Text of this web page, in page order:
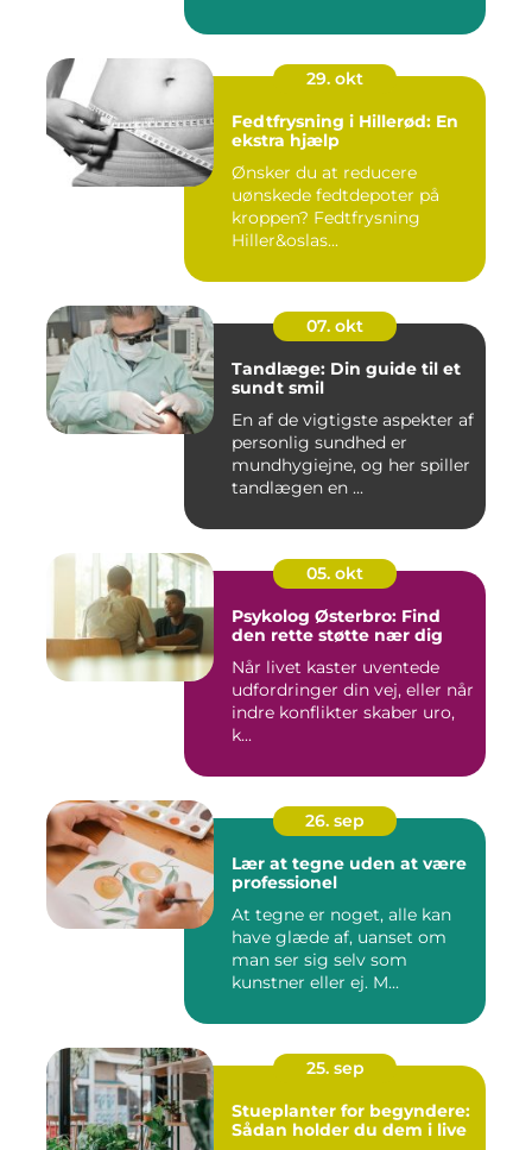
29. okt
Fedtfrysning i Hillerød: En
ekstra hjælp
Ønsker du at reducere
uønskede fedtdepoter på
kroppen? Fedtfrysning
Hiller&oslas...
07. okt
Tandlæge: Din guide til et
sundt smil
En af de vigtigste aspekter af
personlig sundhed er
mundhygiejne, og her spiller
tandlægen en ...
05. okt
Psykolog Østerbro: Find
den rette støtte nær dig
Når livet kaster uventede
udfordringer din vej, eller når
indre konflikter skaber uro,
k...
26. sep
Lær at tegne uden at være
professionel
At tegne er noget, alle kan
have glæde af, uanset om
man ser sig selv som
kunstner eller ej. M...
25. sep
Stueplanter for begyndere:
Sådan holder du dem i live